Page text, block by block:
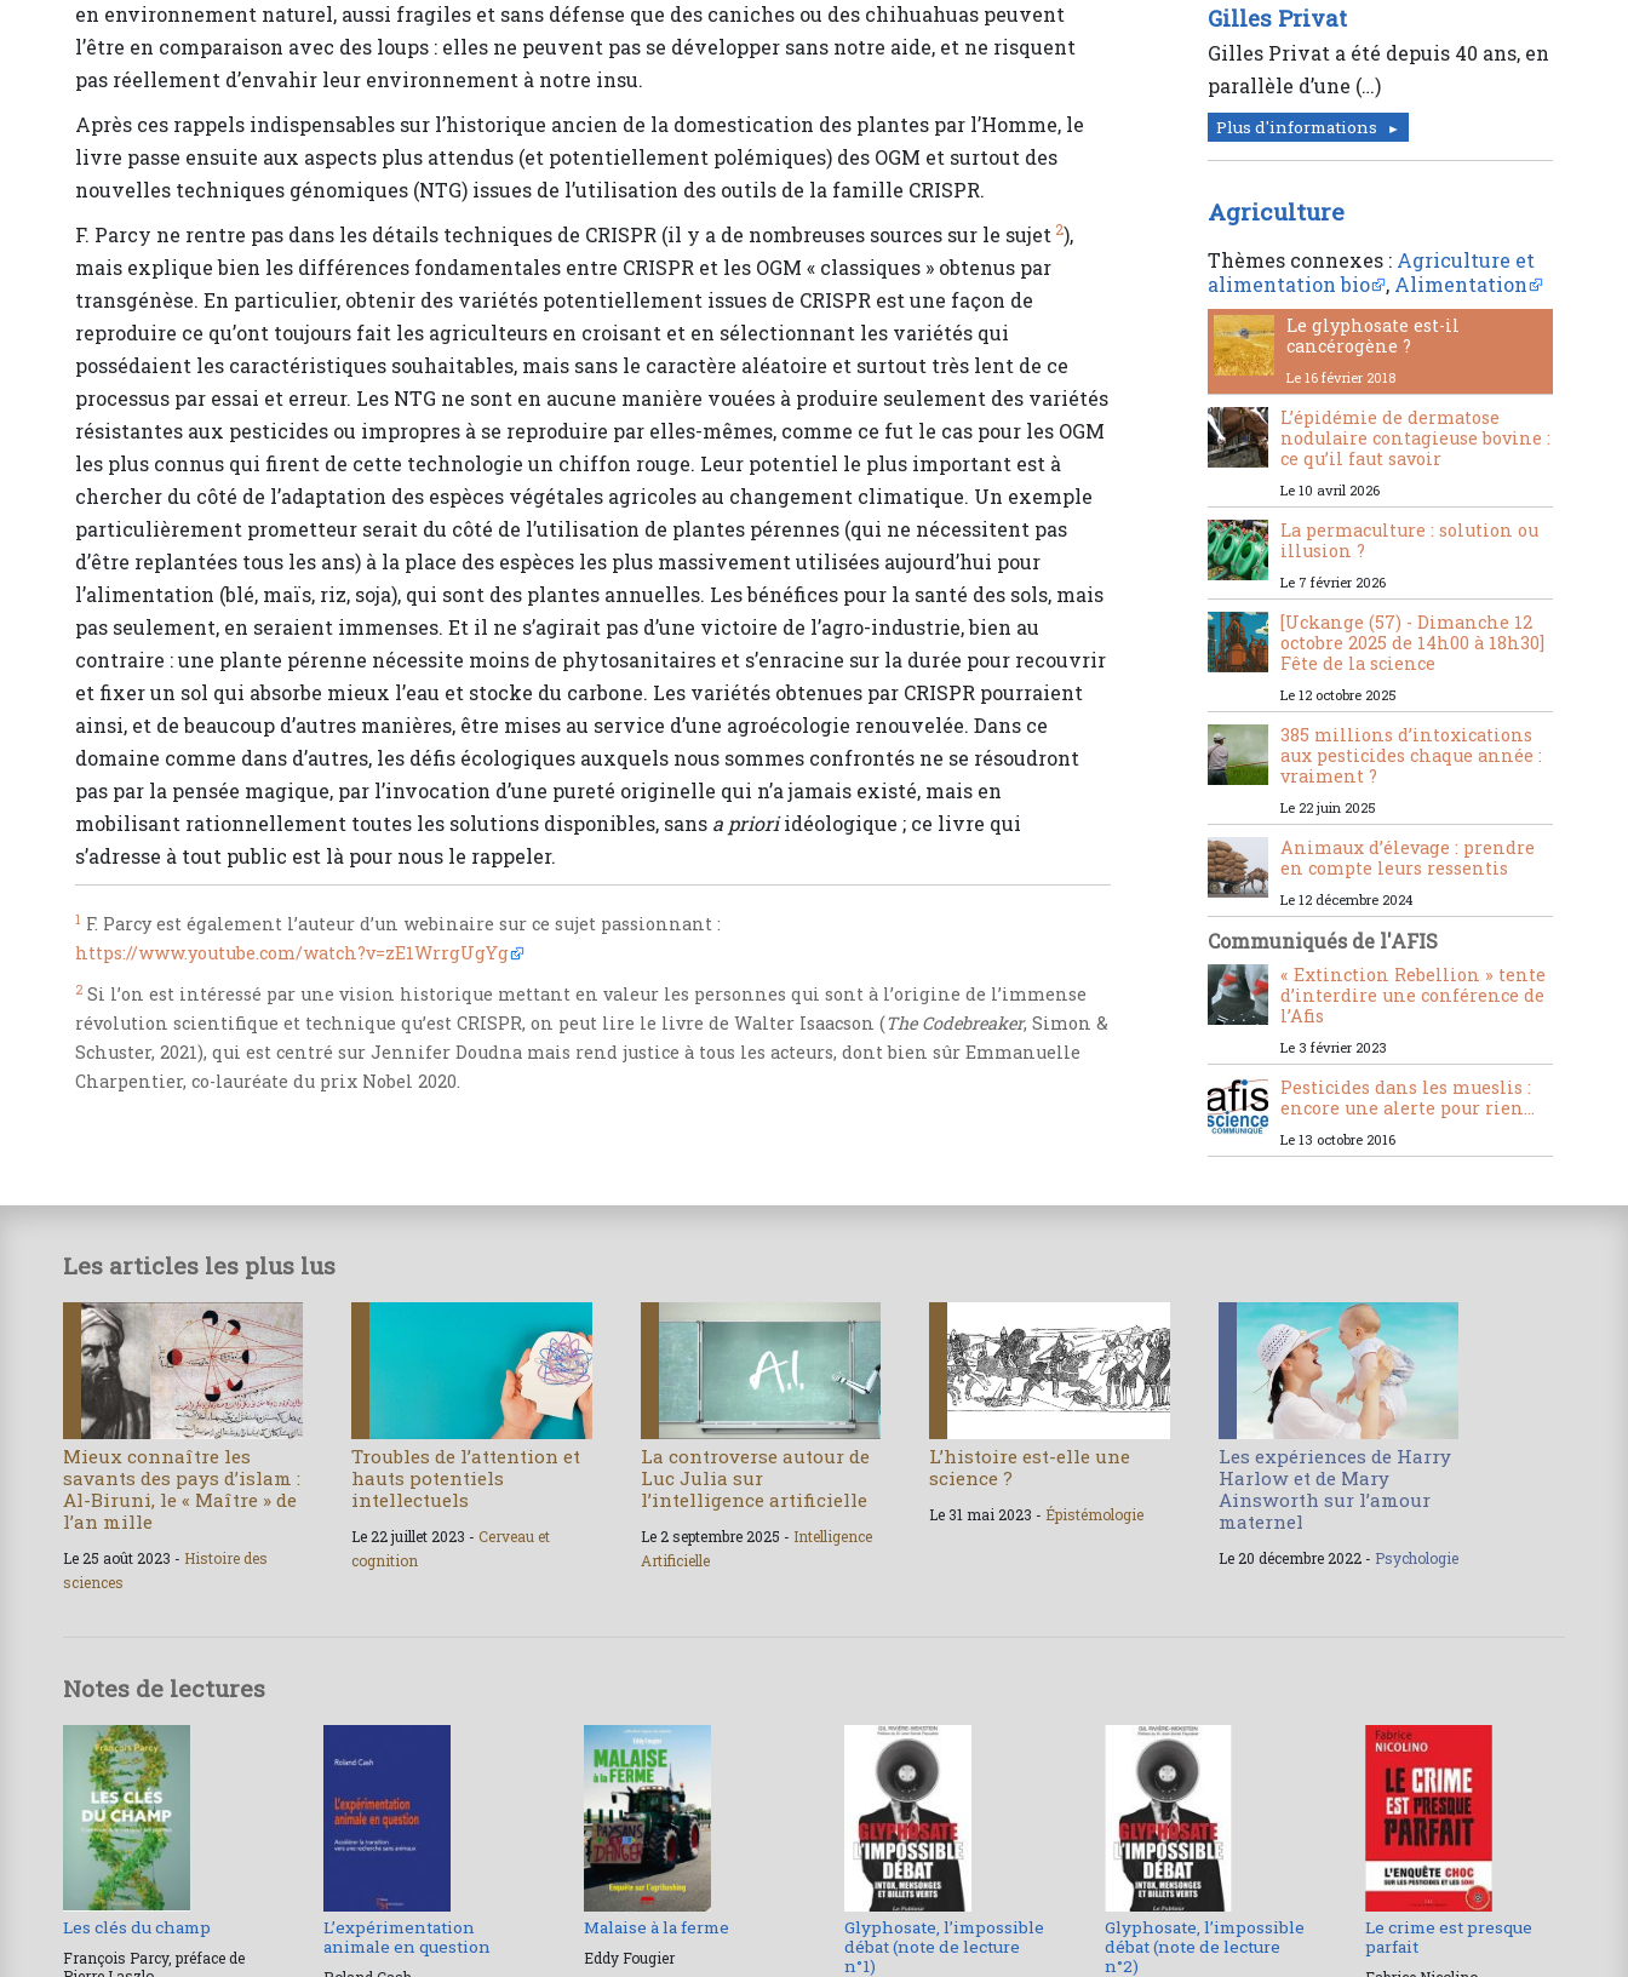
en environnement naturel, aussi fragiles et sans défense que des caniches ou des chihuahuas peuvent
l’être en comparaison avec des loups : elles ne peuvent pas se développer sans notre aide, et ne risquent
pas réellement d’envahir leur environnement à notre insu.
Après ces rappels indispensables sur l’historique ancien de la domestication des plantes par l’Homme, le
livre passe ensuite aux aspects plus attendus (et potentiellement polémiques) des OGM et surtout des
nouvelles techniques génomiques (NTG) issues de l’utilisation des outils de la famille CRISPR.
F. Parcy ne rentre pas dans les détails techniques de CRISPR (il y a de nombreuses sources sur le sujet2),
mais explique bien les différences fondamentales entre CRISPR et les OGM « classiques » obtenus par
transgénèse. En particulier, obtenir des variétés potentiellement issues de CRISPR est une façon de
reproduire ce qu’ont toujours fait les agriculteurs en croisant et en sélectionnant les variétés qui
possédaient les caractéristiques souhaitables, mais sans le caractère aléatoire et surtout très lent de ce
processus par essai et erreur. Les NTG ne sont en aucune manière vouées à produire seulement des variétés
résistantes aux pesticides ou impropres à se reproduire par elles-mêmes, comme ce fut le cas pour les OGM
les plus connus qui firent de cette technologie un chiffon rouge. Leur potentiel le plus important est à
chercher du côté de l’adaptation des espèces végétales agricoles au changement climatique. Un exemple
particulièrement prometteur serait du côté de l’utilisation de plantes pérennes (qui ne nécessitent pas
d’être replantées tous les ans) à la place des espèces les plus massivement utilisées aujourd’hui pour
l’alimentation (blé, maïs, riz, soja), qui sont des plantes annuelles. Les bénéfices pour la santé des sols, mais
pas seulement, en seraient immenses. Et il ne s’agirait pas d’une victoire de l’agro-industrie, bien au
contraire : une plante pérenne nécessite moins de phytosanitaires et s’enracine sur la durée pour recouvrir
et fixer un sol qui absorbe mieux l’eau et stocke du carbone. Les variétés obtenues par CRISPR pourraient
ainsi, et de beaucoup d’autres manières, être mises au service d’une agroécologie renouvelée. Dans ce
domaine comme dans d’autres, les défis écologiques auxquels nous sommes confrontés ne se résoudront
pas par la pensée magique, par l’invocation d’une pureté originelle qui n’a jamais existé, mais en
mobilisant rationnellement toutes les solutions disponibles, sans a prioriidéologique ; ce livre qui
s’adresse à tout public est là pour nous le rappeler.
1 F. Parcy est également l’auteur d’un webinaire sur ce sujet passionnant :
https://www.youtube.com/watch?v=zE1WrrgUgYg
2 Si l’on est intéressé par une vision historique mettant en valeur les personnes qui sont à l’origine de l’immense
révolution scientifique et technique qu’est CRISPR, on peut lire le livre de Walter Isaacson (The Codebreaker, Simon &
Schuster, 2021), qui est centré sur Jennifer Doudna mais rend justice à tous les acteurs, dont bien sûr Emmanuelle
Charpentier, co-lauréate du prix Nobel 2020.
Gilles Privat
Gilles Privat a été depuis 40 ans, en
parallèle d’une (…)
Plus d'informations
Agriculture
Thèmes connexes : Agriculture et
alimentation bio
, Alimentation
Le glyphosate est-il
cancérogène ?
Le 16 février 2018
L’épidémie de dermatose
nodulaire contagieuse bovine :
ce qu’il faut savoir
Le 10 avril 2026
La permaculture : solution ou
illusion ?
Le 7 février 2026
[Uckange (57) - Dimanche 12
octobre 2025 de 14h00 à 18h30]
Fête de la science
Le 12 octobre 2025
385 millions d’intoxications
aux pesticides chaque année :
vraiment ?
Le 22 juin 2025
Animaux d’élevage : prendre
en compte leurs ressentis
Le 12 décembre 2024
Communiqués de l'AFIS
« Extinction Rebellion » tente
d’interdire une conférence de
l’Afis
Le 3 février 2023
Pesticides dans les mueslis :
encore une alerte pour rien...
Le 13 octobre 2016
Les articles les plus lus
Mieux connaître les
savants des pays d’islam :
Al-Biruni, le « Maître » de
l’an mille
Le 25 août 2023 - Histoire des
sciences
Troubles de l’attention et
hauts potentiels
intellectuels
Le 22 juillet 2023 -Cerveau et
cognition
La controverse autour de
Luc Julia sur
l’intelligence artificielle
Le 2 septembre 2025 - Intelligence
Artificielle
L’histoire est-elle une
science ?
Le 31 mai 2023 - Épistémologie
Les expériences de Harry
Harlow et de Mary
Ainsworth sur l’amour
maternel
Le 20 décembre 2022 - Psychologie
Notes de lectures
Les clés du champ
François Parcy, préface de
L’expérimentation
animale en question
Malaise à la ferme
Eddy Fougier
Glyphosate, l’impossible
débat (note de lecture
n°1)
Glyphosate, l’impossible
débat (note de lecture
n°2)
Le crime est presque
parfait